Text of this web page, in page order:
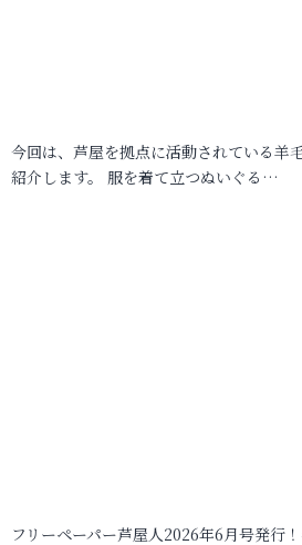
今回は、芦屋を拠点に活動されている羊
紹介します。 服を着て立つぬいぐる…
フリーペーパー芦屋人2026年6月号発行